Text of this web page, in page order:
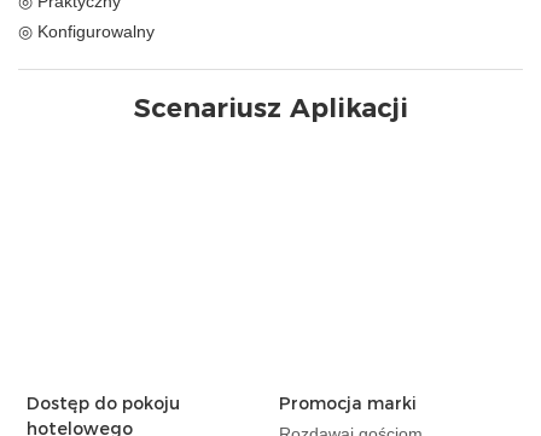
◎ Konfigurowalny
Scenariusz Aplikacji
Dostęp do pokoju
hotelowego
Promocja marki